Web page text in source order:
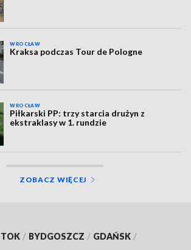
WROCŁAW
Kraksa podczas Tour de Pologne
WROCŁAW
Piłkarski PP: trzy starcia drużyn z
ekstraklasy w 1. rundzie
ZOBACZ WIĘCEJ
/ BYDGOSZCZ / GDAŃSK /